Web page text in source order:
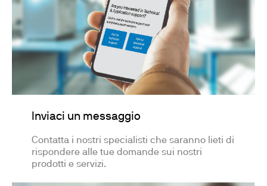
Inviaci un messaggio
Contatta i nostri specialisti che saranno lieti di
rispondere alle tue domande sui nostri
prodotti e servizi.